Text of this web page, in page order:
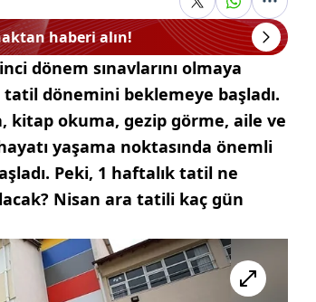
haberi alın!
dönem sınavlarını olmaya
dönemini beklemeye başladı.
kitap okuma, gezip görme, aile ve
yaşama noktasında önemli
Peki, 1 haftalık tatil ne
Nisan ara tatili kaç gün